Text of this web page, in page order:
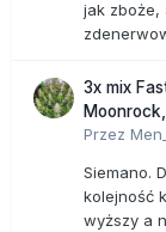
jak zboże,
3x mix
Przez
Siemano.
kolejność
wyższy a